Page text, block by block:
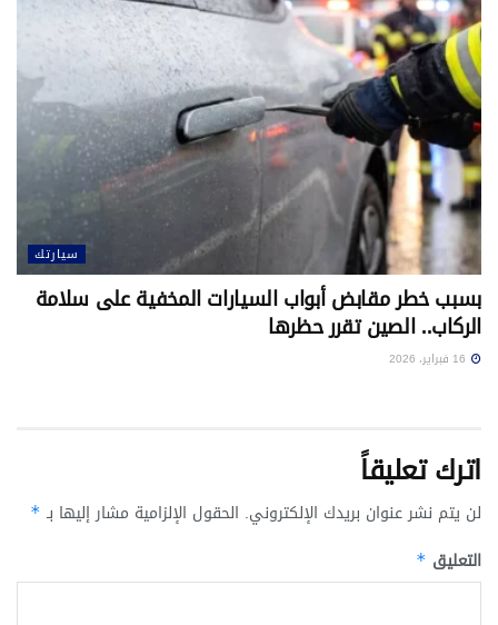
سيارتك
بسبب خطر مقابض أبواب السيارات المخفية على سلامة
الركاب.. الصين تقرر حظرها
اترك تعليقاً
لن يتم نشر عنوان بريدك الإلكتروني. الحقول الإلزامية مشار إليها بـ *
التعليق *